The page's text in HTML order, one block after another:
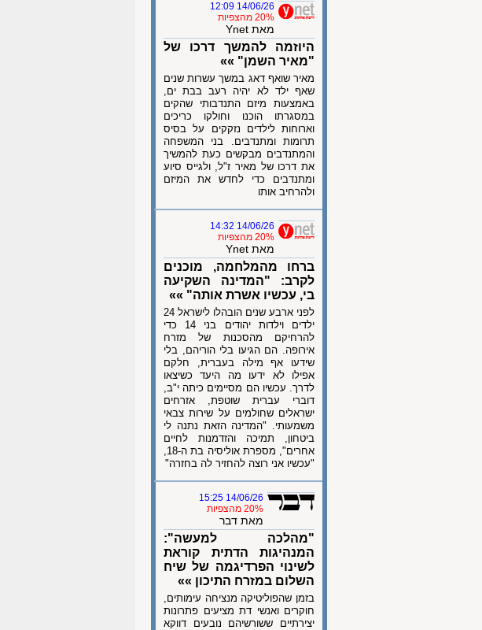
14/06/26 12:09
20% מהצפיות
מאת Ynet
היוזמה להמשך דרכו של
"מאיר השמן" »»
מאיר שואף דאג במשך עשרות שנים
שאף ילד לא יהיה רעב בבת ים,
באמצעות מיזם התנדבותי שהקים
במסגרתו הוכנו וחולקו כריכים
וארוחות לילדים נזקקים על בסיס
תרומות ומתנדבים. בני המשפחה
והמתנדבים מבקשים כעת להמשיך
את דרכו של מאיר ז"ל, ולגייס סיוע
ומתנדבים כדי לחדש את המיזם
ולהרחיב אותו
14/06/26 14:32
20% מהצפיות
מאת Ynet
ברחו מהמלחמה, מוכנים
לקרב: "המדינה השקיעה
בי, עכשיו אשרת אותה" »»
לפני ארבע שנים הובהלו לישראל 24
ילדים וילדות יהודים בני 14 כדי
להרחיקם מהסכנות של מזרח
אירופה. הם הגיעו בלי הוריהם, בלי
שידעו אף מילה בעברית, חלקם
אפילו לא ידעו מה היעד כשיצאו
לדרך. עכשיו הם מסיימים כיתה י"ב,
דוברי עברית שוטפת, אזרחים
ישראלים שחולמים על שירות צבאי
משמעותי. "המדינה הזאת נתנה לי
ביטחון, תמיכה והזדמנות לחיים
אחרים", מספרת אוליסיה בת ה-18,
"עכשיו אני רוצה להחזיר לה בחזרה"
14/06/26 15:25
20% מהצפיות
מאת דבר
"מהלכה למעשה":
המנהיגות הדתית קוראת
לשינוי הפרדיגמה של שיח
השלום במזרח התיכון »»
בזמן שהפוליטיקה מנציחה עימותים,
חוקרים ואנשי דת מציעים פתרונות
יצירתיים ששורשיהם נובעים דווקא